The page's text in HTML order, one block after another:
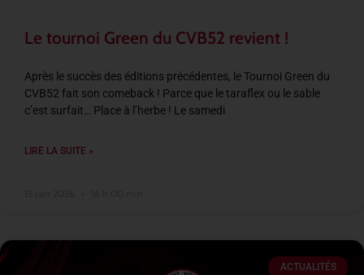
Le tournoi Green du CVB52 revient !
Après le succès des éditions précédentes, le Tournoi Green du
CVB52 fait son comeback ! Parce que le taraflex ou le sable
c’est surfait… Place à l’herbe ! Le samedi
LIRE LA SUITE »
ACTUALITÉS